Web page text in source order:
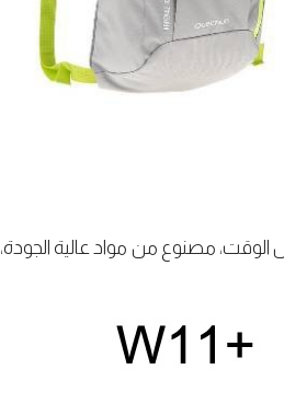
الوقت، مصنوع من مواد عالية الجودة،